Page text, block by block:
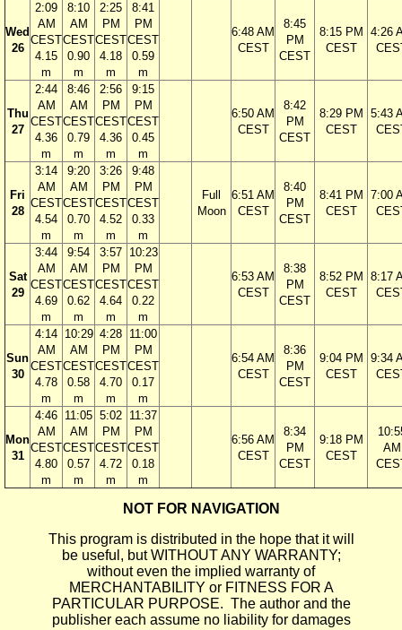
Wed
26
2:09
AM
CEST
4.15
m
8:10
AM
CEST
0.90
m
2:25
PM
CEST
4.18
m
8:41
PM
CEST
0.59
m
6:48 AM
CEST
8:45
PM
CEST
8:15 PM
CEST
4:26
Thu
27
2:44
AM
CEST
4.36
m
8:46
AM
CEST
0.79
m
2:56
PM
CEST
4.36
m
9:15
PM
CEST
0.45
m
6:50 AM
CEST
8:42
PM
CEST
8:29 PM
CEST
5:43
Fri
28
3:14
AM
CEST
4.54
m
9:20
AM
CEST
0.70
m
3:26
PM
CEST
4.52
m
9:48
PM
CEST
0.33
m
Full
Moon
6:51 AM
CEST
8:40
PM
CEST
8:41 PM
CEST
7:00
Sat
29
3:44
AM
CEST
4.69
m
9:54
AM
CEST
0.62
m
3:57
PM
CEST
4.64
m
10:23
PM
CEST
0.22
m
6:53 AM
CEST
8:38
PM
CEST
8:52 PM
CEST
8:17
Sun
30
4:14
AM
CEST
4.78
m
10:29
AM
CEST
0.58
m
4:28
PM
CEST
4.70
m
11:00
PM
CEST
0.17
m
6:54 AM
CEST
8:36
PM
CEST
9:04 PM
CEST
9:34
Mon
31
4:46
AM
CEST
4.80
m
11:05
AM
CEST
0.57
m
5:02
PM
CEST
4.72
m
11:37
PM
CEST
0.18
m
6:56 AM
CEST
8:34
PM
CEST
9:18 PM
CEST
AM
NOT FOR NAVIGATION
This program is distributed in the hope that it will
be useful, but WITHOUT ANY WARRANTY;
without even the implied warranty of
MERCHANTABILITY or FITNESS FOR A
PARTICULAR PURPOSE. The author and the
publisher each assume no liability for damages